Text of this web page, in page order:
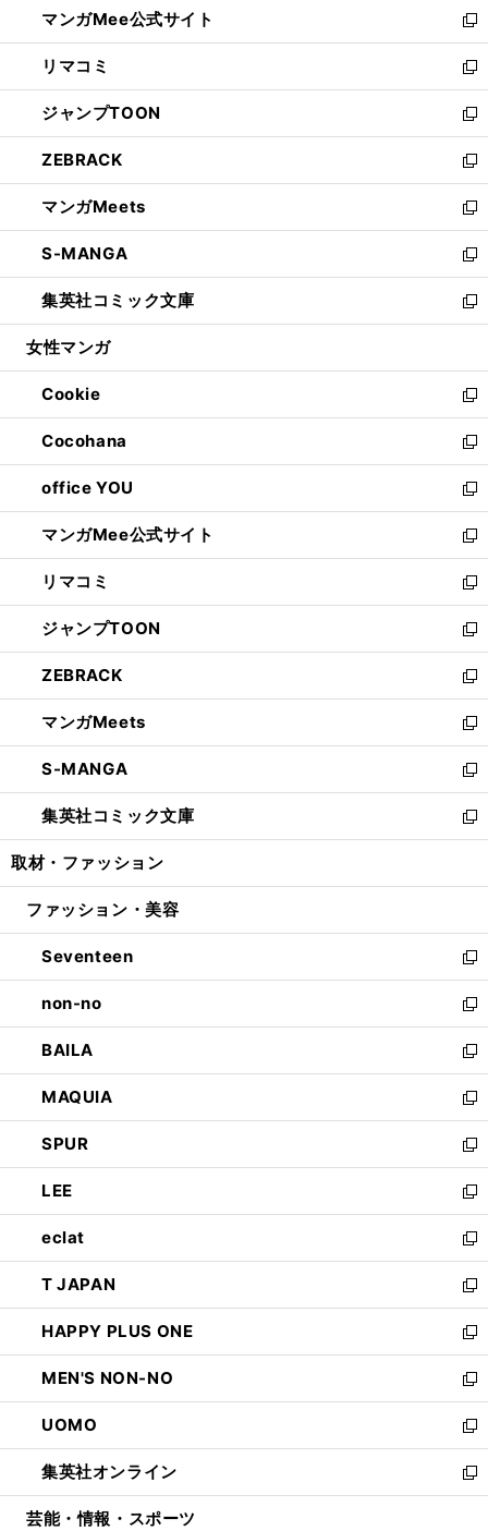
く
ド
ウ
で
開
く
ィ
ン
ド
ウ
で
開
く
い
ウ
ィ
ン
ド
ウ
で
開
く
マンガMee公式サイト
新
し
い
ウ
ィ
ン
ド
ウ
で
開
く
リマコミ
新
し
い
ウ
ィ
ン
ド
ウ
で
開
く
ジャンプTOON
新
し
い
ウ
ィ
ン
ド
ウ
で
開
ZEBRACK
新
し
い
ウ
ィ
ン
ド
ウ
開
く
マンガMeets
新
し
い
ウ
ィ
ン
ウ
で
開
く
S-MANGA
新
し
い
ウ
ン
ド
ウ
で
開
く
集英社コミック文庫
新
し
ウ
ィ
ン
ド
ウ
で
開
く
女性マンガ
Cookie
新
し
い
ウ
ィ
ン
ド
ウ
で
開
く
Cocohana
新
し
い
ウ
ィ
ン
ド
ウ
で
開
く
office YOU
新
し
い
ウ
ィ
ン
ド
ウ
で
開
く
マンガMee公式サイト
新
し
い
ウ
ィ
ン
ド
ウ
で
開
く
リマコミ
新
し
い
ウ
ィ
ン
ド
ウ
で
開
く
ジャンプTOON
新
し
い
ウ
ィ
ン
ド
ウ
で
開
ZEBRACK
新
し
い
ウ
ィ
ン
ド
ウ
開
マンガMeets
新
し
い
ウ
ィ
ン
ウ
開
く
S-MANGA
新
し
い
ウ
ン
ウ
で
開
く
集英社コミック文庫
新
し
ウ
ン
ド
ウ
で
開
く
取材・ファッション
ファッション・美容
Seventeen
新
し
い
ウ
ィ
ン
ド
ウ
で
開
く
non-no
新
し
い
ウ
ィ
ン
ド
ウ
で
開
く
BAILA
新
し
い
ウ
ィ
ン
ド
ウ
で
開
く
MAQUIA
新
し
い
ウ
ィ
ン
ド
ウ
で
開
く
SPUR
新
し
い
ウ
ィ
ン
ド
ウ
で
開
く
LEE
新
し
い
ウ
ィ
ン
ド
ウ
で
開
く
eclat
新
し
い
ウ
ィ
ン
ド
ウ
で
開
く
T JAPAN
新
し
い
ウ
ィ
ン
ド
ウ
で
開
HAPPY PLUS ONE
新
し
い
ウ
ィ
ン
ド
ウ
MEN'S NON-NO
新
し
い
ウ
ィ
ン
UOMO
新
し
い
ウ
集英社オンライン
新
し
芸能・情報・スポーツ